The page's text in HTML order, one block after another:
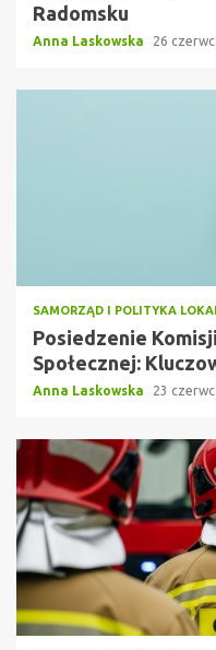
Radomsku
Anna Laskowska 26
SAMORZĄD I POLITYKA
Posiedzenie
Społecznej:
Anna Laskowska 23